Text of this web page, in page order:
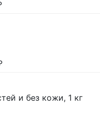
и без кожи, 1 кг